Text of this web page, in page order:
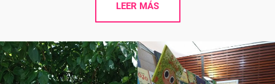
LEER MÁS